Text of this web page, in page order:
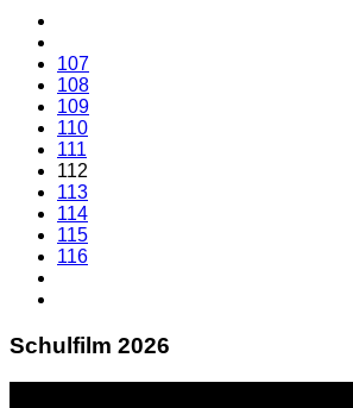
107
108
109
110
111
112
113
114
115
116
Schulfilm 2026